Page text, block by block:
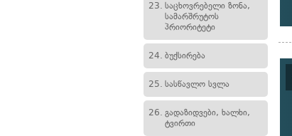
23. საცხოვრებელი ზონა,
სამარშრუტოს
პრიორიტეტი
24. ბუქსირება
25. სასწავლო სვლა
26. გადაზიდვები, ხალხი,
ტვირთი